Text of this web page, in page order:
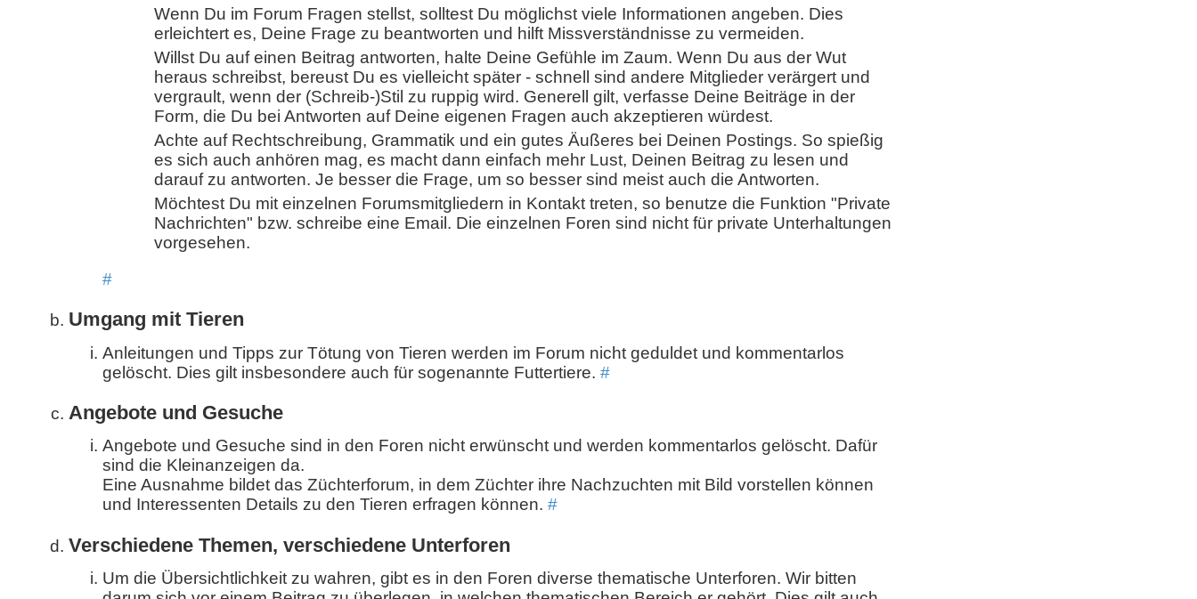
Wenn Du im Forum Fragen stellst, solltest Du möglichst viele Informationen angeben. Dies
erleichtert es, Deine Frage zu beantworten und hilft Missverständnisse zu vermeiden.
Willst Du auf einen Beitrag antworten, halte Deine Gefühle im Zaum. Wenn Du aus der Wut
heraus schreibst, bereust Du es vielleicht später - schnell sind andere Mitglieder verärgert und
vergrault, wenn der (Schreib-)Stil zu ruppig wird. Generell gilt, verfasse Deine Beiträge in der
Form, die Du bei Antworten auf Deine eigenen Fragen auch akzeptieren würdest.
Achte auf Rechtschreibung, Grammatik und ein gutes Äußeres bei Deinen Postings. So spießig
es sich auch anhören mag, es macht dann einfach mehr Lust, Deinen Beitrag zu lesen und
darauf zu antworten. Je besser die Frage, um so besser sind meist auch die Antworten.
Möchtest Du mit einzelnen Forumsmitgliedern in Kontakt treten, so benutze die Funktion "Private
Nachrichten" bzw. schreibe eine Email. Die einzelnen Foren sind nicht für private Unterhaltungen
vorgesehen.
#
Umgang mit Tieren
Anleitungen und Tipps zur Tötung von Tieren werden im Forum nicht geduldet und kommentarlos
gelöscht. Dies gilt insbesondere auch für sogenannte Futtertiere.#
Angebote und Gesuche
Angebote und Gesuche sind in den Foren nicht erwünscht und werden kommentarlos gelöscht. Dafür
sind die Kleinanzeigen da.
Eine Ausnahme bildet das Züchterforum, in dem Züchter ihre Nachzuchten mit Bild vorstellen können
und Interessenten Details zu den Tieren erfragen können.#
Verschiedene Themen, verschiedene Unterforen
Um die Übersichtlichkeit zu wahren, gibt es in den Foren diverse thematische Unterforen. Wir bitten